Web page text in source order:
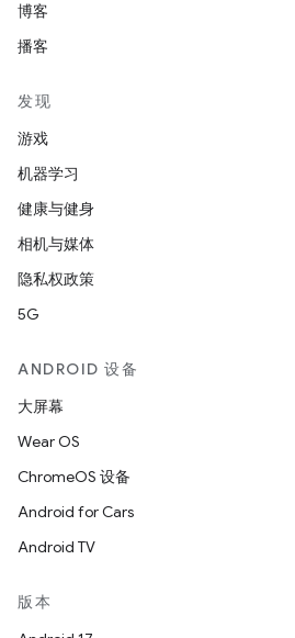
博客
播客
发现
游戏
机器学习
健康与健身
相机与媒体
隐私权政策
5G
ANDROID 设备
大屏幕
Wear OS
ChromeOS 设备
Android for Cars
Android TV
版本